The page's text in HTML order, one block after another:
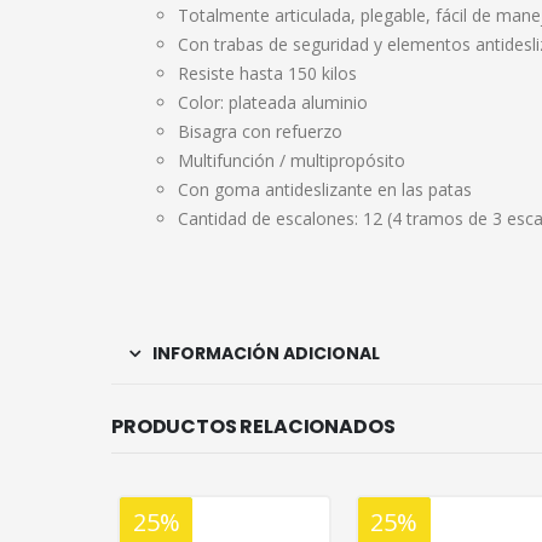
Totalmente articulada, plegable, fácil de
Con trabas de seguridad y elementos
Resiste hasta 150 kilos
Color: plateada aluminio
Bisagra con refuerzo
Multifunción / multipropósito
Con goma antideslizante en las patas
Cantidad de escalones: 12 (4 tramos de 3
INFORMACIÓN ADICIONAL
PRODUCTOS RELACIONADOS
25%
20%
25%
20%